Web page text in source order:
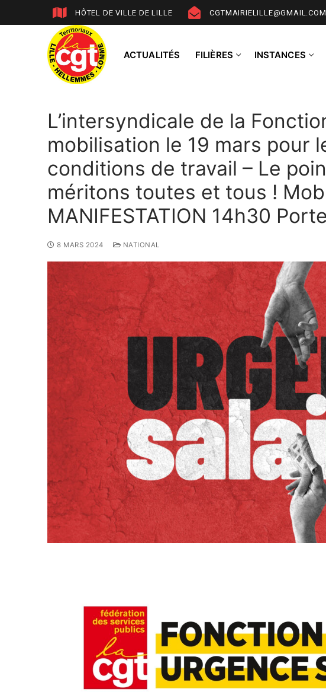
HÔTEL DE VILLE DE LILLE CGTMAIRIELILLE@GMAIL.COM
ACTUALITÉS FILIÈRES INSTANCES
L’intersyndicale de la
mobilisation le 19 mars pour
conditions de travail – Le
méritons toutes et tous !
MANIFESTATION 14h30
8 MARS 2024 NATIONAL